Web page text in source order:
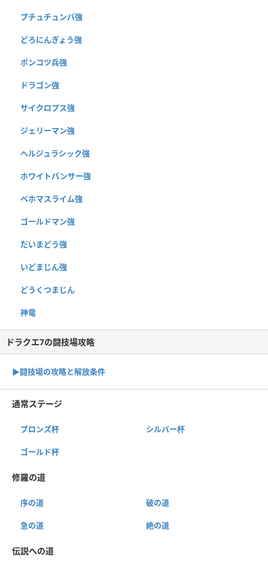
ブチュチュンパ強
どろにんぎょう強
ポンコツ兵強
ドラゴン強
サイクロプス強
ジェリーマン強
ヘルジュラシック強
ホワイトパンサー強
ベホマスライム強
ゴールドマン強
だいまどう強
いどまじん強
どうくつまじん
神竜
ドラクエ7の闘技場攻略
▶︎闘技場の攻略と解放条件
通常ステージ
ブロンズ杯 シルバー杯
ゴールド杯
修羅の道
序の道 破の道
急の道 絶の道
伝説への道